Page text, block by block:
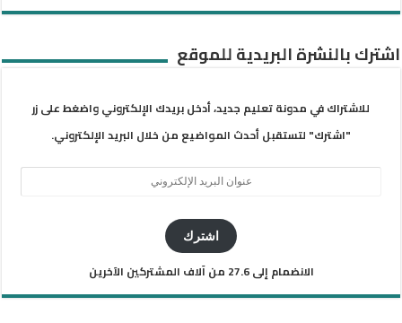
اشترك بالنشرة البريدية للموقع
للاشتراك في مدونة تعليم جديد، أدخل بريدك الإلكتروني واضغط على زر
"اشترك" لتستقبل أحدث المواضيع من خلال البريد الإلكتروني.
اشترك
الانضمام إلى 27.6 من آلاف المشتركين الآخرين